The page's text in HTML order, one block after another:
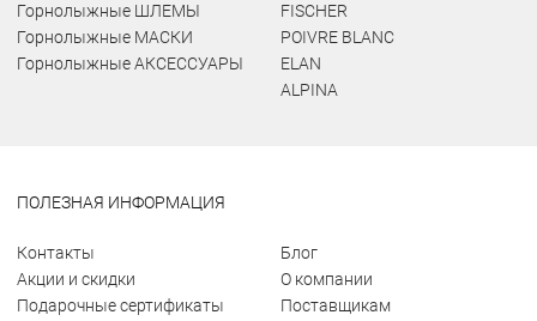
Горнолыжные ШЛЕМЫ
Горнолыжные МАСКИ
Горнолыжные АКСЕССУАРЫ
FISCHER
POIVRE BLANC
ELAN
ALPINA
ПОЛЕЗНАЯ ИНФОРМАЦИЯ
Контакты
Акции и скидки
Подарочные сертификаты
Блог
О компании
Поставщикам